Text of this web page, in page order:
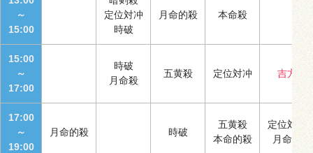
～
15:00
定位対冲
時破
月命的殺 本命殺
15:00
～
17:00
時破
月命殺
五黄殺 定位対冲 吉方
17:00
～
19:00
月命的殺 時破
五黄殺
本命的殺
定位対冲
月命殺